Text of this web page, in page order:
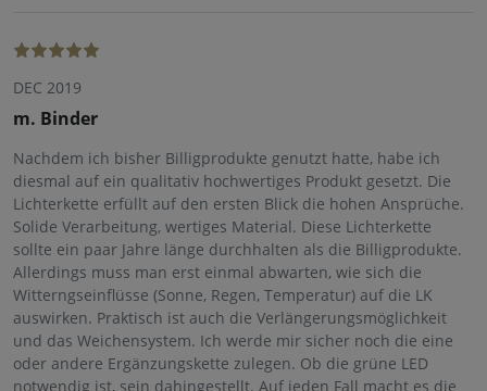
DEC 2019
m. Binder
Nachdem ich bisher Billigprodukte genutzt hatte, habe ich
diesmal auf ein qualitativ hochwertiges Produkt gesetzt. Die
Lichterkette erfüllt auf den ersten Blick die hohen Ansprüche.
Solide Verarbeitung, wertiges Material. Diese Lichterkette
sollte ein paar Jahre länge durchhalten als die Billigprodukte.
Allerdings muss man erst einmal abwarten, wie sich die
Witterngseinflüsse (Sonne, Regen, Temperatur) auf die LK
auswirken. Praktisch ist auch die Verlängerungsmöglichkeit
und das Weichensystem. Ich werde mir sicher noch die eine
oder andere Ergänzungskette zulegen. Ob die grüne LED
notwendig ist, sein dahingestellt. Auf jeden Fall macht es die